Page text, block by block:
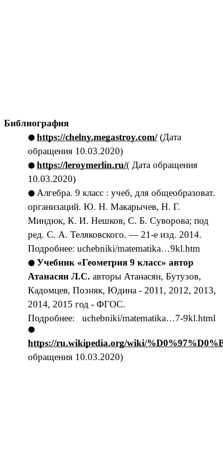
Библиография
https://chelny.megastroy.com/(Дата
обращения 10.03.2020)
https://leroymerlin.ru/( Дата обращения
10.03.2020)
Алгебра. 9 класс : учеб, для общеобразоват.
организаций. Ю. Н. Макарычев, Н. Г.
Миндюк, К. И. Нешков, С. Б. Суворова; под
ред. С. А. Теляковского. — 21-е изд. 2014.
Подробнее: uchebniki/matematika…9kl.htm
Учебник «Геометрия 9 класс» автор
Атанасян Л.С. авторы Атанасян, Бутузов,
Кадомцев, Позняк, Юдина - 2011, 2012, 2013,
2014, 2015 год - ФГОС.
Подробнее:
uchebniki/matematika…7-9kl.html
https://ru.wikipedia.org/wiki/
обращения 10.03.2020)